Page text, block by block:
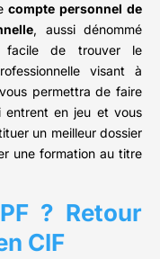
compte personnel de
, aussi dénommé
facile de trouver le
visant à
permettra de faire
entrent en jeu et vous
un meilleur dossier
une formation au titre
? Retour
CIF